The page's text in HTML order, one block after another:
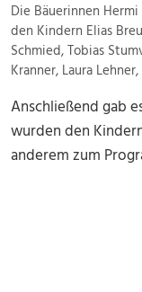
Die Bäuerinnen
den Kindern Elias
Schmied, Tobias
Kranner, Laura
Anschließend gab
wurden den
anderem zum